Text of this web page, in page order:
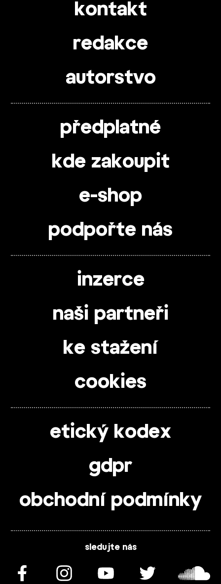
kontakt
redakce
autorstvo
předplatné
kde zakoupit
e-shop
podpořte nás
inzerce
naši partneři
ke stažení
cookies
etický kodex
gdpr
obchodní podmínky
sledujte nás